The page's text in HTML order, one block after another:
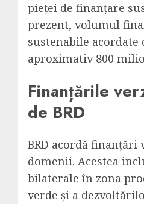
pieței de finanțare
prezent, volumul
sustenabile acordate
aproximativ 800
Finanțările
de BRD
BRD acordă finanțări
domenii. Acestea
bilaterale în zona
verde și a